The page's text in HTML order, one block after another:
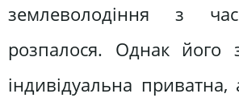
землеволодіння з
розпалося. Однак його
індивідуальна приватна,